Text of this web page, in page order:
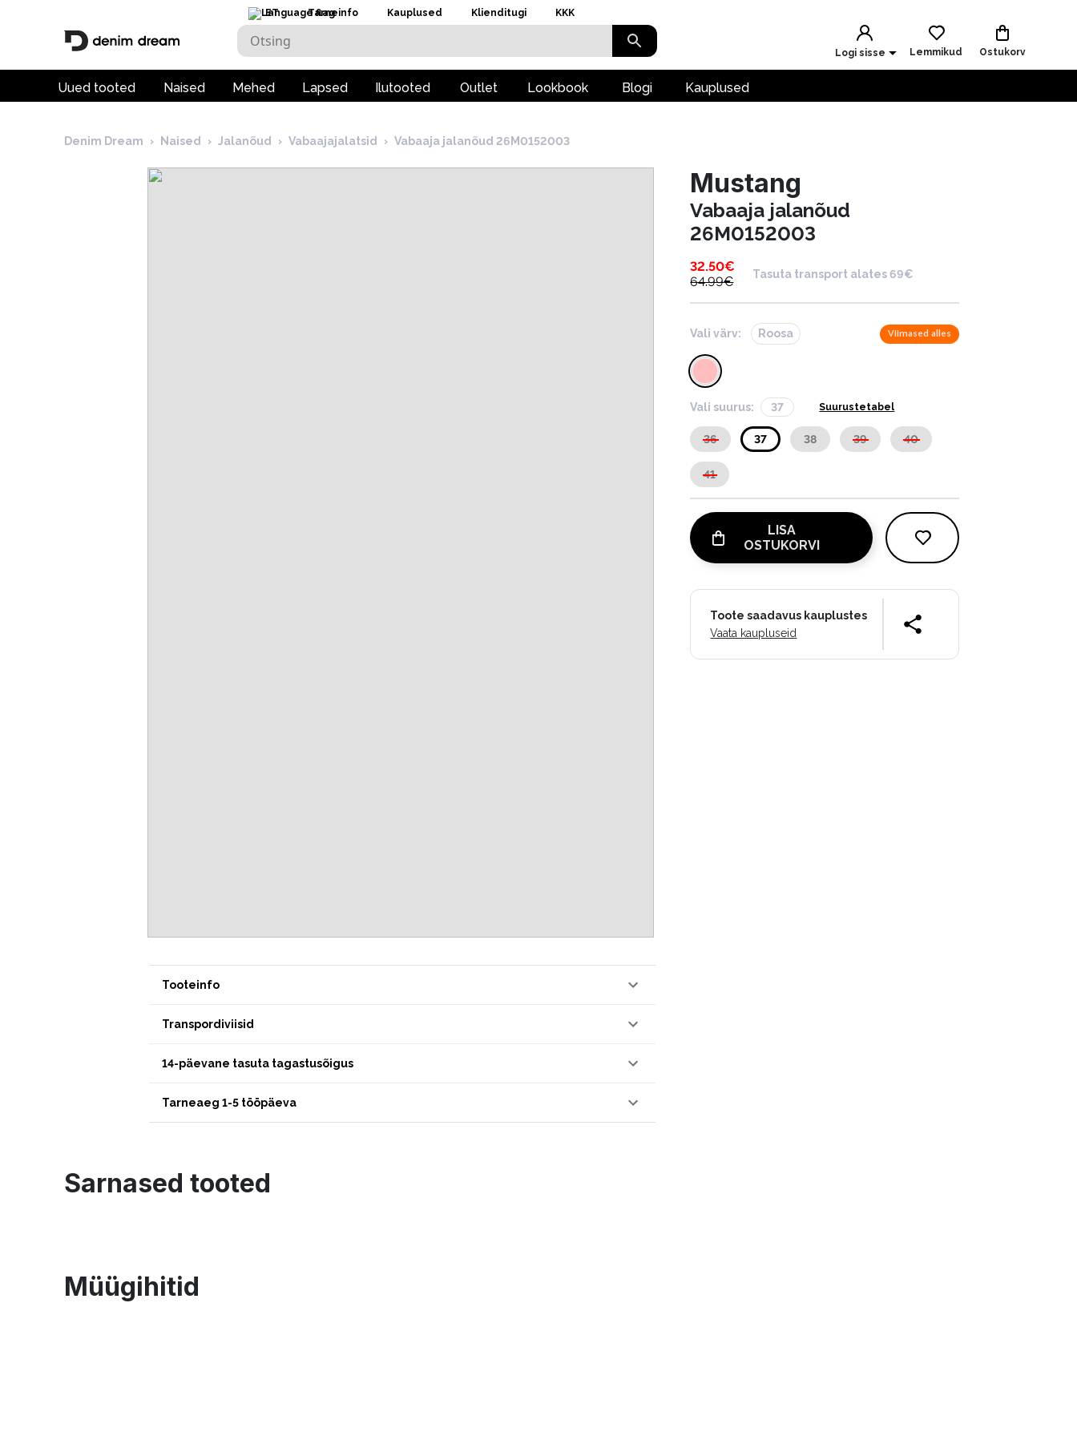
ET Tarneinfo Kauplused Klienditugi KKK
Logi sisse Lemmikud Ostukorv
Uued tooted Naised Mehed Lapsed Ilutooted Outlet Lookbook Blogi Kauplused
Denim Dream › Naised › Jalanõud › Vabaajajalatsid › Vabaaja jalanõud 26M0152003
Tooteinfo
Transpordiviisid
14-päevane tasuta tagastusõigus
Tarneaeg 1-5 tööpäeva
Mustang
Vabaaja jalanõud
26M0152003
32.50€
64.99€
Tasuta transport alates 69€
Vali värv: Roosa Viimased alles
Vali suurus: 37 Suurustetabel
36 37 38 39 40
41
LISA
OSTUKORVI
Toote saadavus kauplustes
Vaata kaupluseid
Sarnased tooted
Müügihitid